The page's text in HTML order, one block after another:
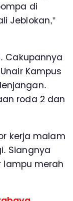
di
Jeblokan,”
Cakupannya
Kampus
roda 2 dan
kerja malam
Siangnya
lampu merah